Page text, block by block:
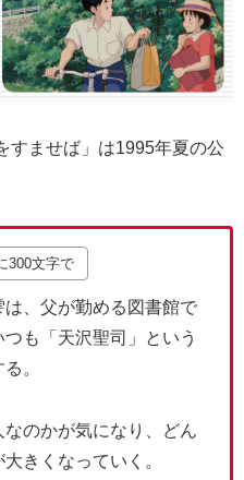
すませば」は1995年夏の公
300文字で
、父が勤める図書館で
も「天沢聖司」という
。
のかが気になり、どん
きくなっていく。